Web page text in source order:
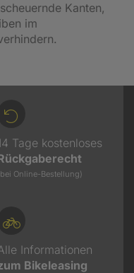
Kanten,
im
Tage kostenloses
Online-Bestellung)
Informationen
Bikeleasing